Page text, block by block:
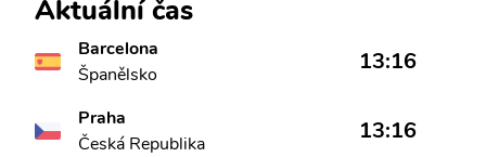
Aktuální čas
Barcelona
Španělsko
13:16
Praha
Česká Republika
13:16